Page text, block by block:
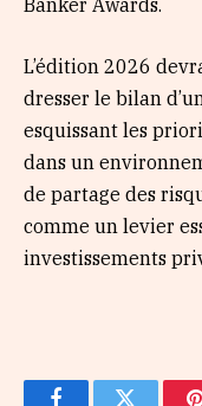
Banker Awards.
L’édition 2026
dresser le bilan
esquissant les
dans un
de partage des
comme un levier
investissements